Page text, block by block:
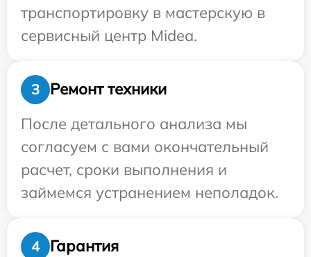
транспортировку в мастерскую в
сервисный центр Midea.
3
Ремонт техники
После детального анализа мы
согласуем с вами окончательный
расчет, сроки выполнения и
займемся устранением неполадок.
4 Гарантия